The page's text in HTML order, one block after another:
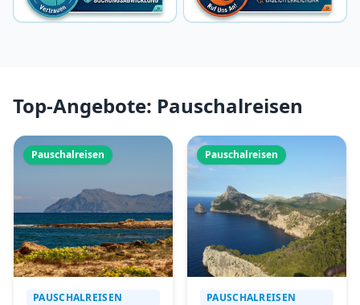
Top-Angebote: Pauschalreisen
Pauschalreisen
PAUSCHALREISEN
Pauschalreisen
PAUSCHALREISEN